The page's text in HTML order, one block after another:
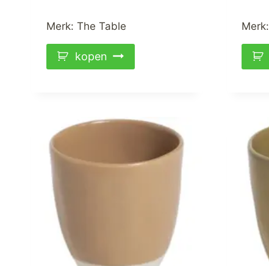
Merk: The Table
kopen
Merk: